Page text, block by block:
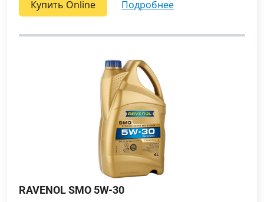
Купить Online подробнее
RAVENOL SMO 5W-30